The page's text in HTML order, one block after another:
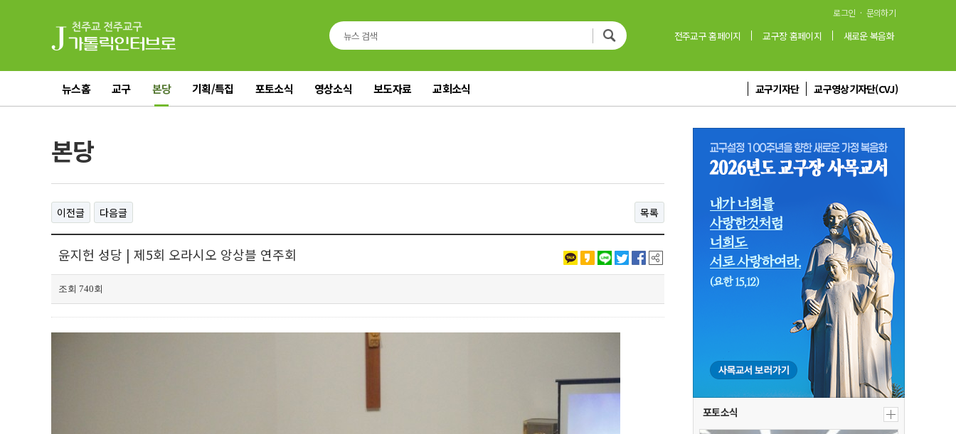
로그인 · 문의하기
전주교구 홈페이지 교구장 홈페이지 새로운 복음화
뉴스홈 교구 본당 기획/특집 포토소식 영상소식 보도자료 교회소식 교구기자단 교구영상기자단(CVJ)
본당
이전글 다음글 목록
윤지헌 성당 | 제5회 오라시오 앙상블 연주회
조회 740회
포토소식